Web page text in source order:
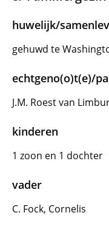
huwelijk/
gehuwd te
echtgeno(o)t(e)/
J.M. Roest van
kinderen
1 zoon en 1 dochter
vader
C. Fock, Cornelis